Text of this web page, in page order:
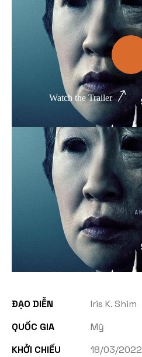
Phim kinh dị
Hài hước
Hoạt hình
Hành động
Tình cảm
Việt Nam
Watch the Trailer
ĐẠO DIỄN
Iris K. Shim
QUỐC GIA
Mỹ
KHỞI CHIẾU
18/03/2022